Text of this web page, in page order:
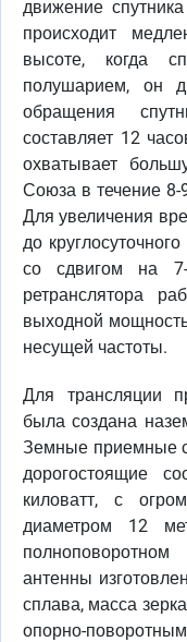
движение
происходит
высоте, когда
полушарием, он
обращения
составляет 12
охватывает
Союза в течение 8-
Для увеличения
до
со сдвигом на 7-
ретранслятора
выходной
несущей частоты.
Для трансляции
была создана
Земные приемные
дорогостоящие
киловатт, с
диаметром 12
антенны
сплава, масса
опорно-